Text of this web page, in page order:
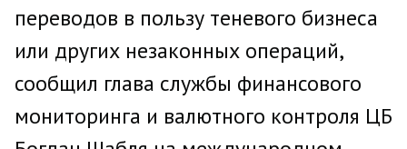
переводов в пользу теневого бизнеса
или других незаконных операций,
сообщил глава службы финансового
мониторинга и валютного контроля ЦБ